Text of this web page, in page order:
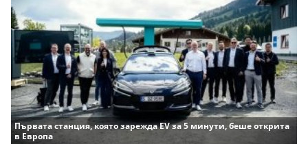
Първата станция, която зарежда EV за 5 минути, беше открита
в Европа